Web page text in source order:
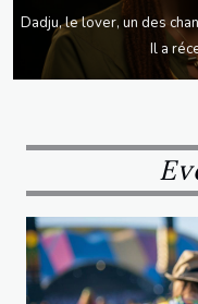
Dadju, le lover, un des
Il a